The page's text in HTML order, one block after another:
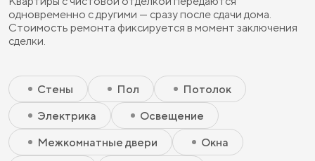
одновременно с другими — сразу после сдачи дома.
Стоимость ремонта фиксируется в момент заключения
сделки.
Скрытый элемент 2 - Чистовая базовая
Скрытый элемент 1 - Чистовая базовая
Стены
Пол
Потолок
Электрика
Освещение
Межкомнатные двери
Окна